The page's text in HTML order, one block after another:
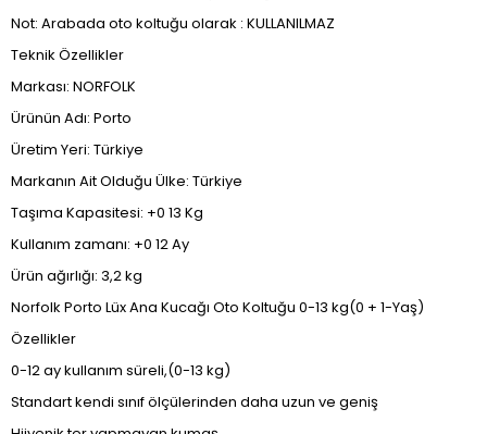
Not: Arabada oto koltuğu olarak : KULLANILMAZ
Teknik Özellikler
Markası: NORFOLK
Ürünün Adı: Porto
Üretim Yeri: Türkiye
Markanın Ait Olduğu Ülke: Türkiye
Taşıma Kapasitesi: +0 13 Kg
Kullanım zamanı: +0 12 Ay
Ürün ağırlığı: 3,2 kg
Norfolk Porto Lüx Ana Kucağı Oto Koltuğu 0-13 kg(0 + 1-Yaş)
Özellikler
0-12 ay kullanım süreli,(0-13 kg)
Standart kendi sınıf ölçülerinden daha uzun ve geniş